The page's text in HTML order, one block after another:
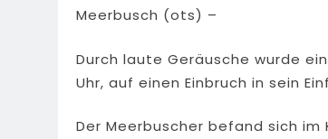
Meerbusch (ots) –
Durch laute Geräusche wurde
Uhr, auf einen Einbruch in sein
Der Meerbuscher befand sich